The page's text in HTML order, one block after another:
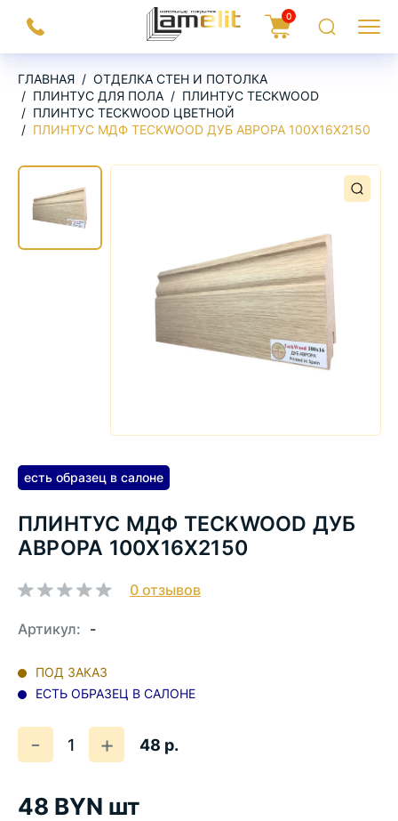
Заказать
звонок
На
Корзина
0
ПоискМеню
ГЛАВНАЯ
ОТДЕЛКА СТЕН И ПОТОЛКА
ПЛИНТУС ДЛЯ ПОЛА
ПЛИНТУС TECKWOOD
ПЛИНТУС TECKWOOD ЦВЕТНОЙ
ПЛИНТУС МДФ TECKWOOD ДУБ АВРОРА 100X16X2150
есть образец в салоне
ПЛИНТУС МДФ TECKWOOD ДУБ
АВРОРА 100X16X2150
0 отзывов
Артикул: -
ПОД ЗАКАЗ
ЕСТЬ ОБРАЗЕЦ В САЛОНЕ
- Уменьшить
на
еденицу
Количество
+ Увеличить
на
48 р.
48 BYN шт